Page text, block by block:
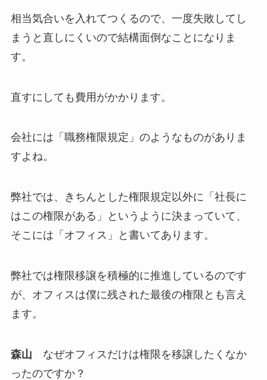
相当気合いを入れてつくるので、一度失敗してし
まうと直しにくいので結構面倒なことになりま
す。
直すにしても費用がかかります。
会社には「職務権限規定」のようなものがありま
すよね。
弊社では、きちんとした権限規定以外に「社長に
はこの権限がある」というように決まっていて、
そこには「オフィス」と書いてあります。
弊社では権限移譲を積極的に推進しているのです
が、オフィスは僕に残された最後の権限とも言え
ます。
森山 なぜオフィスだけは権限を移譲したくなか
ったのですか？